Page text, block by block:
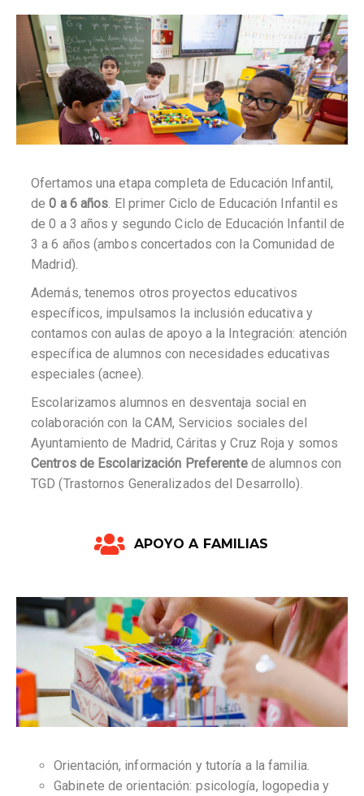
Ofertamos una etapa completa de Educación Infantil,
de0 a 6 años. El primer Ciclo de Educación Infantil es
de 0 a 3 años y segundo Ciclo de Educación Infantil de
3 a 6 años (ambos concertados con la Comunidad de
Madrid).
Además, tenemos otros proyectos educativos
específicos, impulsamos la inclusión educativa y
contamos con aulas de apoyo a la Integración: atención
específica de alumnos con necesidades educativas
especiales (acnee).
Escolarizamos alumnos en desventaja social en
colaboración con la CAM, Servicios sociales del
Ayuntamiento de Madrid, Cáritas y Cruz Roja y somos
Centros de Escolarización Preferentede alumnos con
TGD (Trastornos Generalizados del Desarrollo).
APOYO A FAMILIAS
Orientación, información y tutoría a la familia.
Gabinete de orientación: psicología, logopedia y